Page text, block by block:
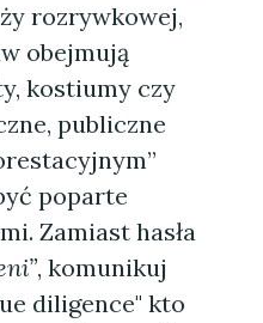
rozrywkowej,
obejmują
kostiumy czy
publiczne
poparte
Zamiast hasła
, komunikuj
diligence" kto